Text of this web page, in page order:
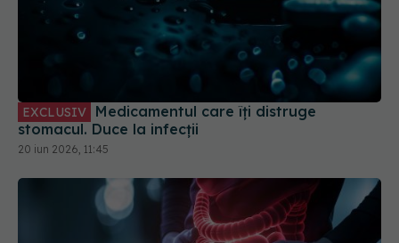
20 iun 2026, 11:45